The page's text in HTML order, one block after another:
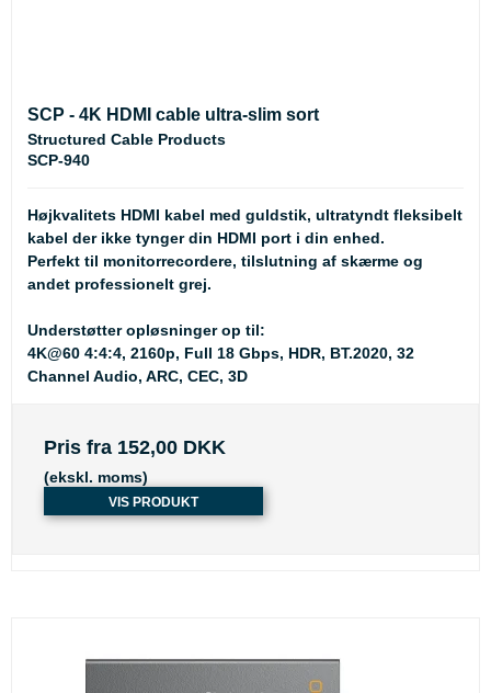
SCP - 4K HDMI cable ultra-slim sort
Structured Cable Products
SCP-940
Højkvalitets HDMI kabel med guldstik, ultratyndt fleksibelt
kabel der ikke tynger din HDMI port i din enhed.
Perfekt til monitorrecordere, tilslutning af skærme og
andet professionelt grej.
Understøtter opløsninger op til:
4K@60 4:4:4, 2160p, Full 18 Gbps, HDR, BT.2020, 32
Channel Audio, ARC, CEC, 3D
Pris fra 152,00 DKK
(ekskl. moms)
VIS PRODUKT